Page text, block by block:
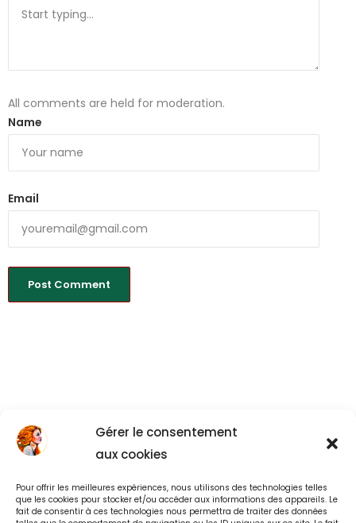
Gérer le consentement
aux cookies
Pour offrir les meilleures expériences, nous utilisons des technologies telles
que les cookies pour stocker et/ou accéder aux informations des appareils. Le
fait de consentir à ces technologies nous permettra de traiter des données
All comments are held for moderation.
Name
Email
Back to All